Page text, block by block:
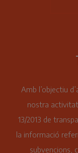
Amb l’objectiu
nostra activitat
13/2013 de
la informació
subvencions,